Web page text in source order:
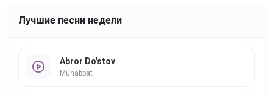
Лучшие песни недели
Abror Do'stov
Muhabbat